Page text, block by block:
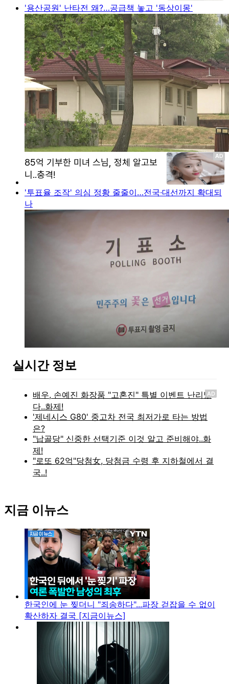
'용산공원' 난타전 왜?…공급책 놓고 '동상이몽'
'투표율 조작' 의심 정황 줄줄이…전국·대선까지 확대되
나
실시간 정보
AD
지금 이뉴스
한국인에 눈 찢더니 "죄송하다"...파장 걷잡을 수 없이
확산하자 결국 [지금이뉴스]